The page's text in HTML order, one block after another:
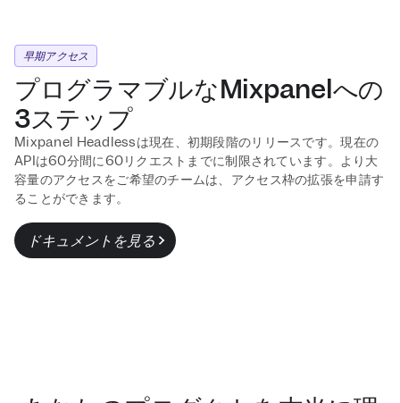
早期アクセス
プログラマブルなMixpanelへの
3ステップ
Mixpanel Headlessは現在、初期段階のリリースです。現在の
APIは60分間に60リクエストまでに制限されています。より大
容量のアクセスをご希望のチームは、アクセス枠の拡張を申請す
ることができます。
ドキュメントを見る